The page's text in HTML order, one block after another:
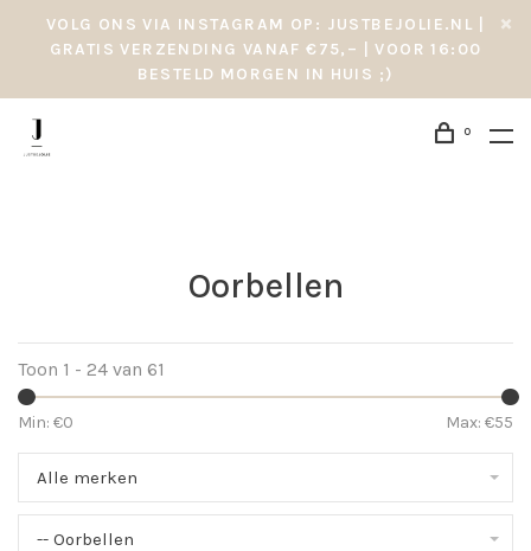
VOLG ONS VIA INSTAGRAM OP: JUSTBEJOLIE.NL |
GRATIS VERZENDING VANAF €75,– | VOOR 16:00
BESTELD MORGEN IN HUIS ;)
0
Oorbellen
Toon 1 - 24 van 61
Min: €0 Max: €55
Alle merken
-- Oorbellen